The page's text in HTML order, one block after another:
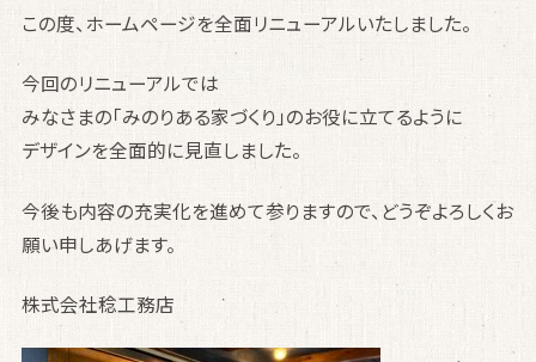
この度、ホームページを全面リニューアルいたしました。
今回のリニューアルでは
みなさまの「みのりある家づくり」のお役に立てるように
デザインを全面的に見直しました。
今後も内容の充実化を進めて参りますので、どうぞよろしくお
願い申しあげます。
株式会社稔工務店